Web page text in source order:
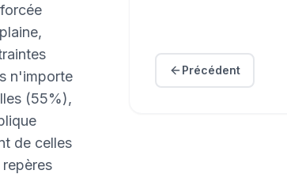
n'importe
(55%),
de celles
Précédent